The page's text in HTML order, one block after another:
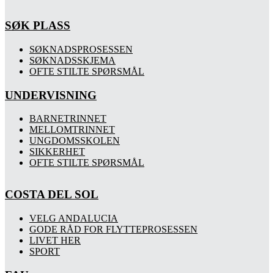
SØK PLASS
SØKNADSPROSESSEN
SØKNADSSKJEMA
OFTE STILTE SPØRSMÅL
UNDERVISNING
BARNETRINNET
MELLOMTRINNET
UNGDOMSSKOLEN
SIKKERHET
OFTE STILTE SPØRSMÅL
COSTA DEL SOL
VELG ANDALUCIA
GODE RÅD FOR FLYTTEPROSESSEN
LIVET HER
SPORT